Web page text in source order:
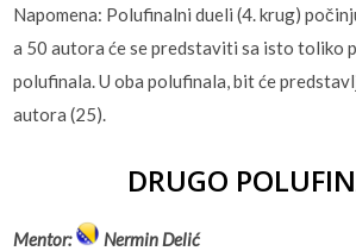
Napomena: Polufinalni dueli (4. krug)
a 50 autora će se predstaviti sa isto toliko
polufinala. U oba polufinala, bit će
autora (25).
DRUGO
Mentor: Nermin Delić